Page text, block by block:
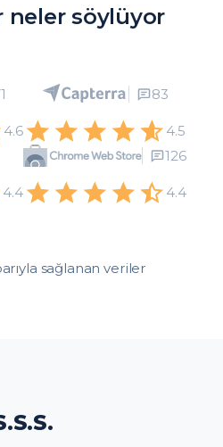
neler söylüyor
4.6
83
4.5
4.4
126
4.4
sağlanan veriler